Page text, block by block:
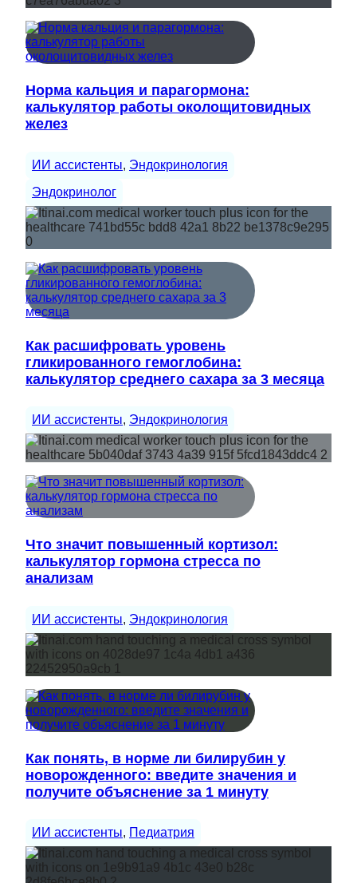
Норма кальция и парагормона:
калькулятор работы околощитовидных
желез
ИИ ассистенты, Эндокринология
Эндокринолог
Как расшифровать уровень
гликированного гемоглобина:
калькулятор среднего сахара за 3 месяца
ИИ ассистенты, Эндокринология
Что значит повышенный кортизол:
калькулятор гормона стресса по
анализам
ИИ ассистенты, Эндокринология
Как понять, в норме ли билирубин у
новорожденного: введите значения и
получите объяснение за 1 минуту
ИИ ассистенты, Педиатрия